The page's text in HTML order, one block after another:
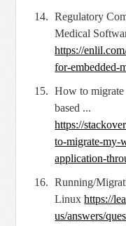
Regulatory
Medical
https://
for-embedded-
How to
based ...
https://
to-migrate-my-
application-
Running/
Linuxhttps://
us/answers/